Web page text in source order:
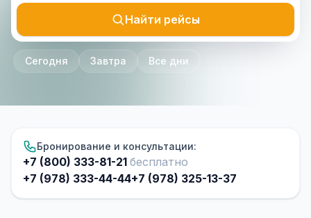
Найти рейсы
Сегодня Завтра Все дни
Бронирование и консультации:
+7 (800) 333-81-21 бесплатно
+7 (978) 333-44-44+7 (978) 325-13-37